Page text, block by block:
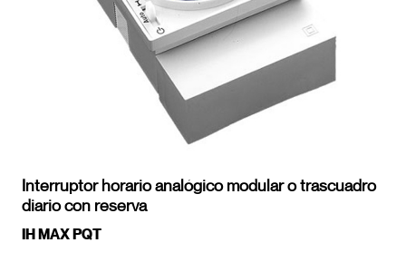
Interruptor horario analógico modular o trascuadro
diario con reserva
IH MAX PQT